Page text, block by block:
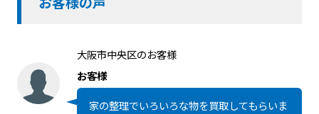
大阪市中央区のお客様
お客様
家の整理でいろいろな物を買取してもらいま